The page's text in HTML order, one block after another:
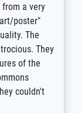
very
The
They
the